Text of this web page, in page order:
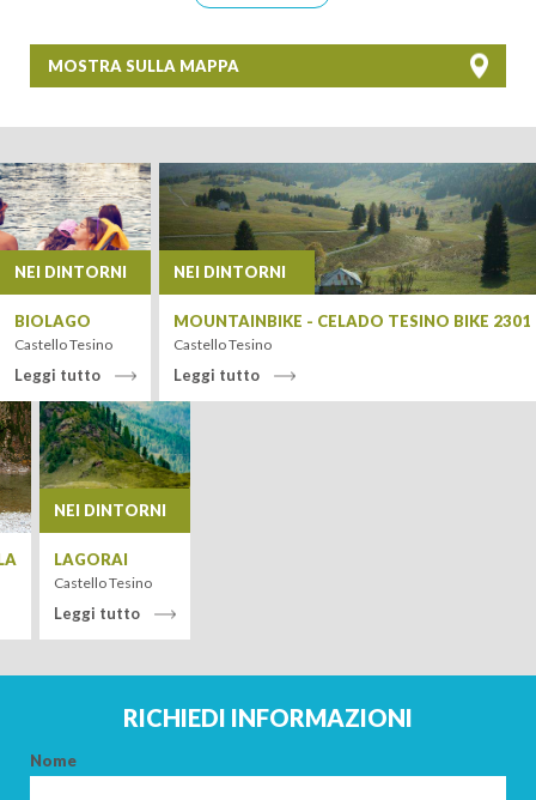
ARRIVO
MOSTRA SULLA MAPPA
+
−
NEI DINTORNI
BIOLAGO
Castello Tesino
Leggi tutto
NEI DINTORNI
MOUNTAINBIKE - CELADO TESINO BIKE 2301
Castello Tesino
Leggi tutto
NEI DINTORNI
LAGORAI
Castello Tesino
Leggi tutto
RICHIEDI INFORMAZIONI
Nome